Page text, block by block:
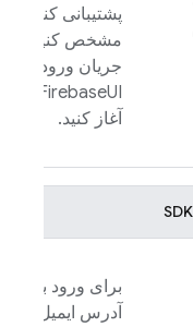
پشتیبانی کنید
مشخص کنید و
جریان ورود به
FirebaseUI
آغاز کنید.
برای ورود با
آدرس ایمیل و